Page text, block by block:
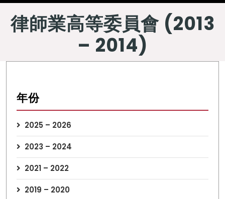
律師業高等委員會 (2013
– 2014)
年份
2025 – 2026
2023 – 2024
2021 – 2022
2019 – 2020